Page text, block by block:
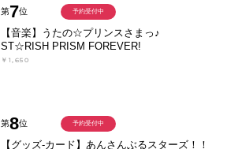
第7位
【音楽】うたの☆プリンスさまっ♪
ST☆RISH PRISM FOREVER!
￥1,650
予約受付中
第8位
【グッズ-カード】あんさんぶるスターズ！！
予約受付中